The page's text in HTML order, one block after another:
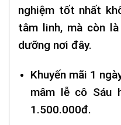
nghiệm tốt nhất
tâm linh, mà còn
dưỡng nơi đây.
Khuyến mãi 1
mâm lễ cô Sáu
1.500.000đ.